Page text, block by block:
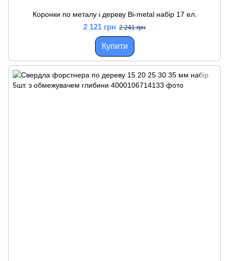
Коронки по металу і дереву Bi-metal набір 17 ел.
2 121 грн 2 241 грн
Купити